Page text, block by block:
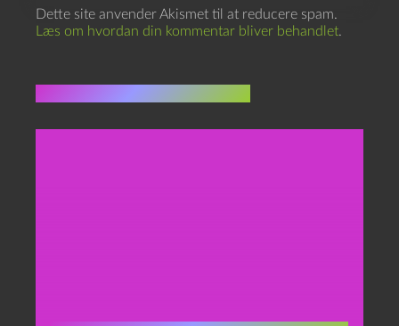
Dette site anvender Akismet til at reducere spam.
Læs om hvordan din kommentar bliver behandlet.